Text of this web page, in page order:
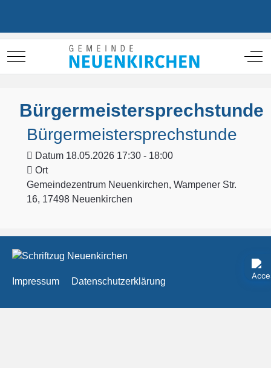
Mobile Menu Toggle Off-
Bürgermeistersprechstunde
Bürgermeistersprechstunde
Datum 18.05.2026 17:30 - 18:00
Ort
Gemeindezentrum Neuenkirchen, Wampener Str.
16, 17498 Neuenkirchen
Impressum Datenschutzerklärung